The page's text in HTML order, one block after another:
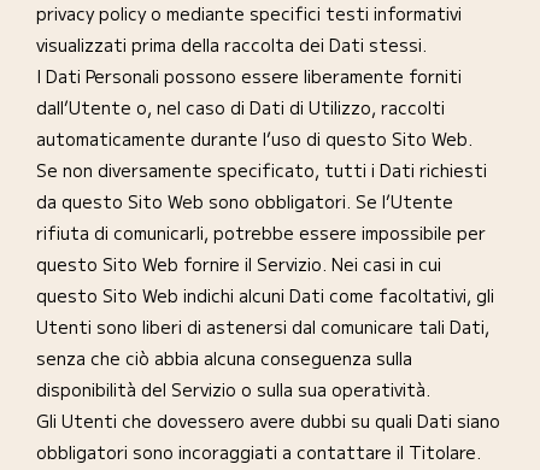
privacy policy o mediante specifici testi informativi
visualizzati prima della raccolta dei Dati stessi.
I Dati Personali possono essere liberamente forniti
dall’Utente o, nel caso di Dati di Utilizzo, raccolti
automaticamente durante l’uso di questo Sito Web.
Se non diversamente specificato, tutti i Dati richiesti
da questo Sito Web sono obbligatori. Se l’Utente
rifiuta di comunicarli, potrebbe essere impossibile per
questo Sito Web fornire il Servizio. Nei casi in cui
questo Sito Web indichi alcuni Dati come facoltativi, gli
Utenti sono liberi di astenersi dal comunicare tali Dati,
senza che ciò abbia alcuna conseguenza sulla
disponibilità del Servizio o sulla sua operatività.
Gli Utenti che dovessero avere dubbi su quali Dati siano
obbligatori sono incoraggiati a contattare il Titolare.